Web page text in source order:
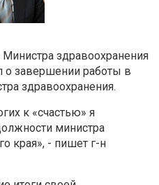
здравоохранения
завершении работы в
здравоохранения.
к «счастью» я
министра
края», - пишет г-н